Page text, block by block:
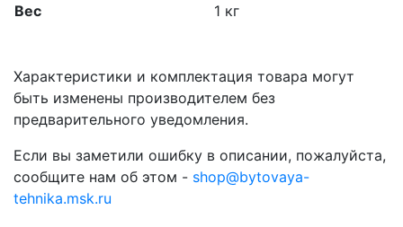
Вес
1 кг
Характеристики и комплектация товара могут
быть изменены производителем без
предварительного уведомления.
Если вы заметили ошибку в описании, пожалуйста,
сообщите нам об этом - shop@bytovaya-
tehnika.msk.ru